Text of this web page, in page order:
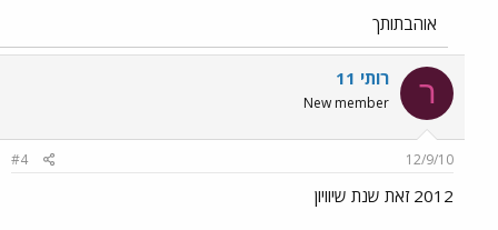
אוהבתותך
ר רותי 11
New member
12/9/10
#4
2012 זאת שנת שיוויון